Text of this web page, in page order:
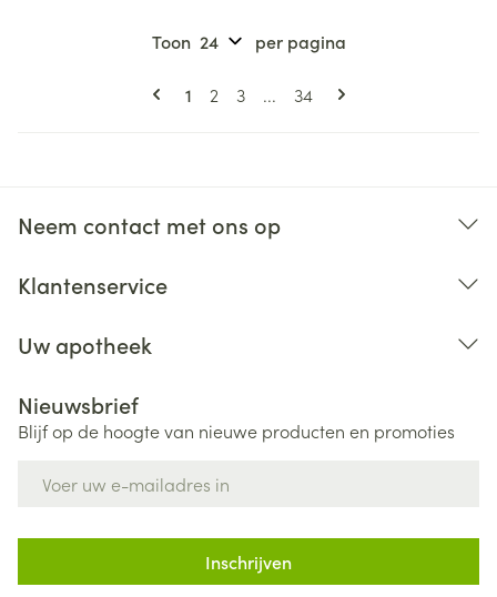
Pagina's
U lees momenteel pagina
1 Pagina
2 Pagina
3 ... Pagina
34
Toon per pagina
Neem contact met ons op
Klantenservice
Uw apotheek
Nieuwsbrief
Blijf op de hoogte van nieuwe producten en promoties
Inschrijven